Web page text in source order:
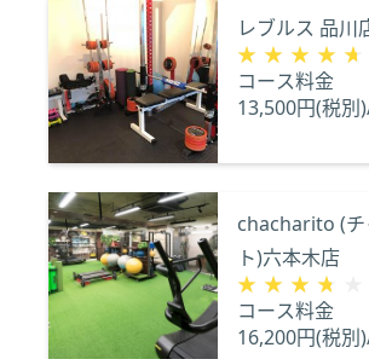
レブルス 品川
★★★★★
★★★★★
コース料金
13,500円(税別
chacharito (チ
ト)六本木店
★★★★★
★★★★★
コース料金
16,200円(税別